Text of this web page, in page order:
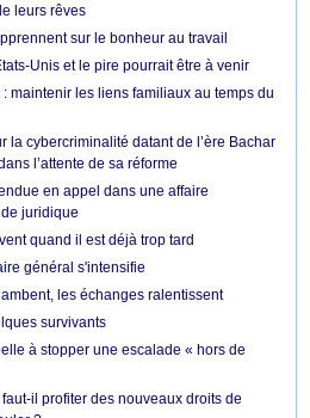
leurs rêves
sur le bonheur au travail
Unis et le pire pourrait être à venir
maintenir les liens familiaux au temps du
la cybercriminalité datant de l’ère Bachar
l’attente de sa réforme
en appel dans une affaire
juridique
quand il est déjà trop tard
général s'intensifie
les échanges ralentissent
survivants
à stopper une escalade « hors de
il profiter des nouveaux droits de